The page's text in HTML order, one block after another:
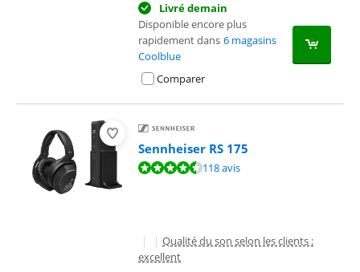
Livré demain
Disponible encore plus
rapidement dans 6 magasins
Coolblue
Comparer
Sennheiser RS 175
La note est de 9,1 sur 10, basée sur 118 avis.118 avis
| | Qualité du son selon les clients :
excellent